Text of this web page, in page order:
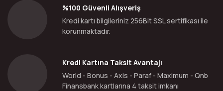
%100 Güvenli Alışveriş
Kredi kartı bilgileriniz 256Bit SSL sertifikası ile
korunmaktadır.
Kredi Kartına Taksit Avantajı
World - Bonus - Axis - Paraf - Maximum - Qnb
Finansbank kartlarına 4 taksit imkanı